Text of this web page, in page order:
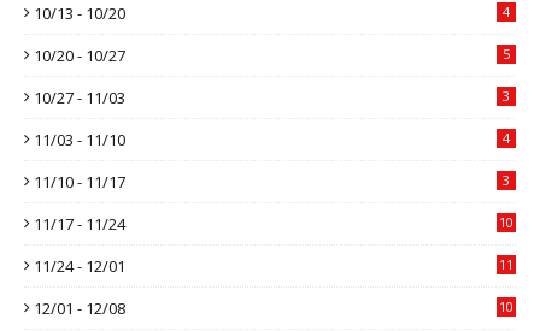
10/13 - 10/20 4
10/20 - 10/27 5
10/27 - 11/03 3
11/03 - 11/10 4
11/10 - 11/17 3
11/17 - 11/24 10
11/24 - 12/01 11
12/01 - 12/08 10